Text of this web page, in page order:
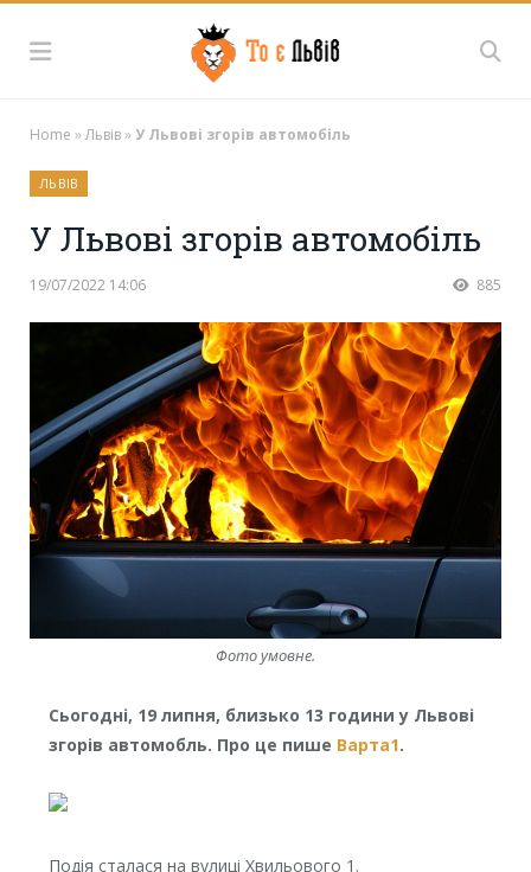
Home »Львів» У Львові згорів автомобіль
ЛЬВІВ
У Львові згорів автомобіль
19/07/2022 14:06 885
Фото умовне.
Сьогодні, 19 липня, близько 13 години у Львові
згорів автомобль. Про це пише Варта1.
Подія сталася на вулиці Хвильового 1.